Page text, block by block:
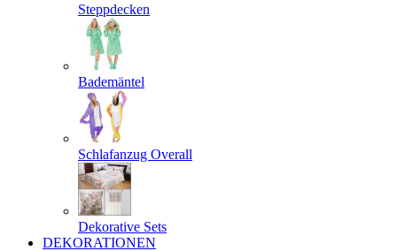
Steppdecken
Bademäntel
Schlafanzug Overall
Dekorative Sets
DEKORATIONEN